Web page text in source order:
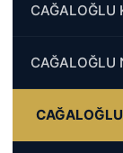
CAĞALOĞLU
CAĞALOĞLU